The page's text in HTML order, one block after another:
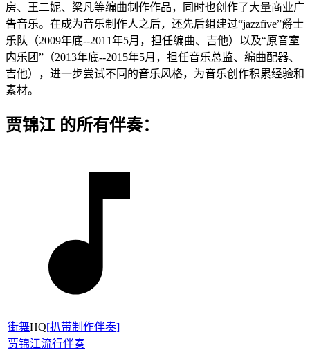
房、王二妮、梁凡等编曲制作作品，同时也创作了大量商业广
告音乐。在成为音乐制作人之后，还先后组建过“jazzfive”爵士
乐队（2009年底--2011年5月，担任编曲、吉他）以及“原音室
内乐团”（2013年底--2015年5月，担任音乐总监、编曲配器、
吉他），进一步尝试不同的音乐风格，为音乐创作积累经验和
素材。
贾锦江 的所有伴奏：
街舞HQ[扒带制作伴奏]
贾锦江流行伴奏